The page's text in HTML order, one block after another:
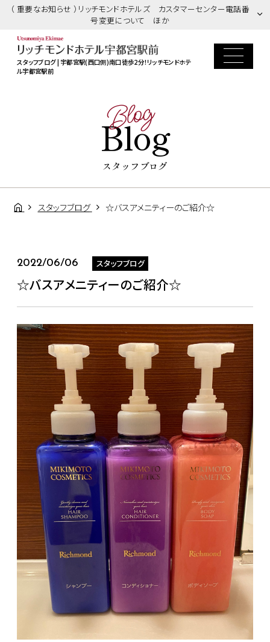
（ 重要なお知らせ ）リッチモンドホテルズ カスタマーセンター電話番
号変更について ほか
スタッフブログ | 宇都宮駅(西口側)南口徒歩2分！リッチモンドホテ
ル宇都宮駅前
Blog
Blog
スタッフブログ
スタッフブログ ☆バスアメニティーのご紹介☆
2022/06/06 スタッフブログ
☆バスアメニティーのご紹介☆